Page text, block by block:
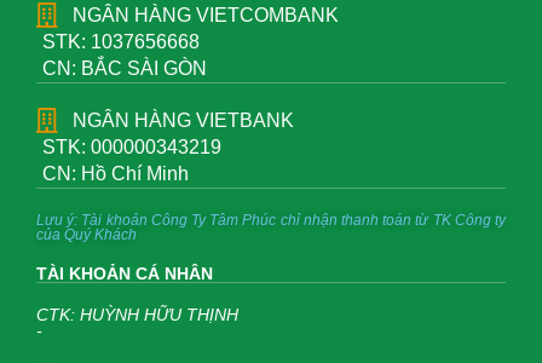
NGÂN HÀNG VIETCOMBANK
STK: 1037656668
CN: BẮC SÀI GÒN
NGÂN HÀNG VIETBANK
STK: 000000343219
CN: Hồ Chí Minh
Lưu ý: Tài khoản Công Ty Tâm Phúc chỉ nhận thanh toán từ TK Công ty
của Quý Khách
TÀI KHOẢN CÁ NHÂN
CTK: HUỲNH HỮU THỊNH
-